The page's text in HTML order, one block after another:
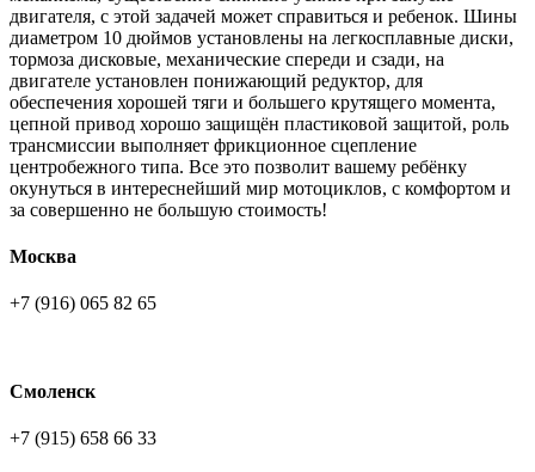
двигателя, с этой задачей может справиться и ребенок. Шины
диаметром 10 дюймов установлены на легкосплавные диски,
тормоза дисковые, механические спереди и сзади, на
двигателе установлен понижающий редуктор, для
обеспечения хорошей тяги и большего крутящего момента,
цепной привод хорошо защищён пластиковой защитой, роль
трансмиссии выполняет фрикционное сцепление
центробежного типа. Все это позволит вашему ребёнку
окунуться в интереснейший мир мотоциклов, с комфортом и
за совершенно не большую стоимость!
Москва
+7 (916) 065 82 65
Смоленск
+7 (915) 658 66 33